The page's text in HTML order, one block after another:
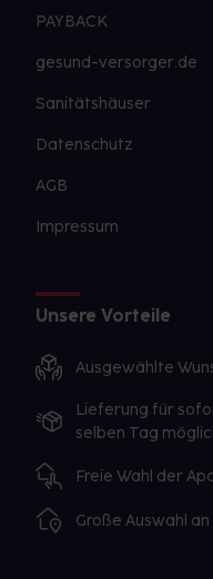
PAYBACK
gesund-versorger.de
Sanitätshäuser
Datenschutz
AGB
Impressum
Unsere Vorteile
Ausgewählte
Lieferung für
selben Tag
Freie Wahl der
Große Auswahl